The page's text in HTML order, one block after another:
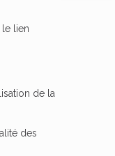
le lien
de la
des